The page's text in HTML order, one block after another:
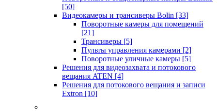
[50]
Видеокамеры и трансиверы Bolin [33]
Поворотные камеры для помещений
[21]
Трансиверы [5]
Пульты управления камерами [2]
Поворотные уличные камеры [5]
Решения для видеозахвата и потокового
вещания ATEN [4]
Решения для потокового вещания и записи
Extron [10]